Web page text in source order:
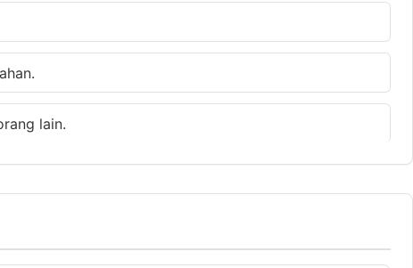
lain.